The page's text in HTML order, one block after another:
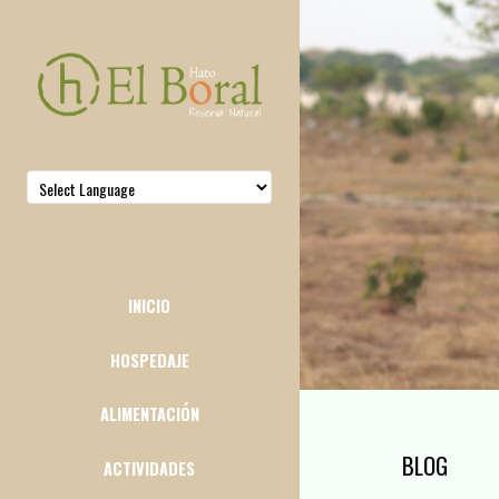
INICIO
HOSPEDAJE
ALIMENTACIÓN
ACTIVIDADES BLOG